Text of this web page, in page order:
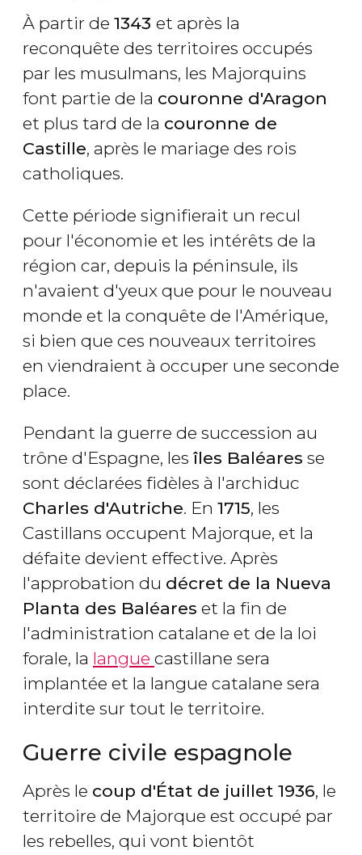
À partir de 1343 et après la
reconquête des territoires occupés
par les musulmans, les Majorquins
font partie de la couronne d'Aragon
et plus tard de la couronne de
Castille, après le mariage des rois
catholiques.
Cette période signifierait un recul
pour l'économie et les intérêts de la
région car, depuis la péninsule, ils
n'avaient d'yeux que pour le nouveau
monde et la conquête de l'Amérique,
si bien que ces nouveaux territoires
en viendraient à occuper une seconde
place.
Pendant la guerre de succession au
trône d'Espagne, les îles Baléares se
sont déclarées fidèles à l'archiduc
Charles d'Autriche. En 1715, les
Castillans occupent Majorque, et la
défaite devient effective. Après
l'approbation du décret de la Nueva
Planta des Baléares et la fin de
l'administration catalane et de la loi
forale, la langue castillane sera
implantée et la langue catalane sera
interdite sur tout le territoire.
Guerre civile espagnole
Après le coup d'État de juillet 1936, le
territoire de Majorque est occupé par
les rebelles, qui vont bientôt